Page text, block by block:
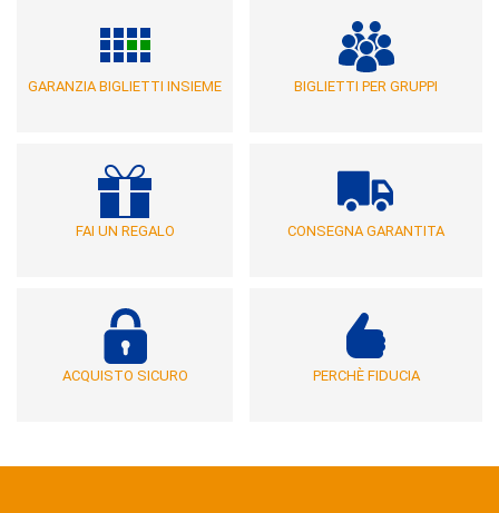
GARANZIA BIGLIETTI INSIEME BIGLIETTI PER GRUPPI
FAI UN REGALO CONSEGNA GARANTITA
ACQUISTO SICURO PERCHÈ FIDUCIA